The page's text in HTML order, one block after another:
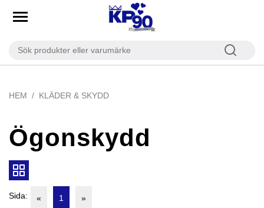
HEM KLÄDER & SKYDD
Ögonskydd
Sida: « 1 »